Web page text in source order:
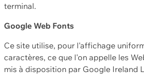
terminal.
Google Web Fonts
Ce site utilise, pour l'affichage
caractères, ce que l'on appelle les
mis à disposition par Google Ireland